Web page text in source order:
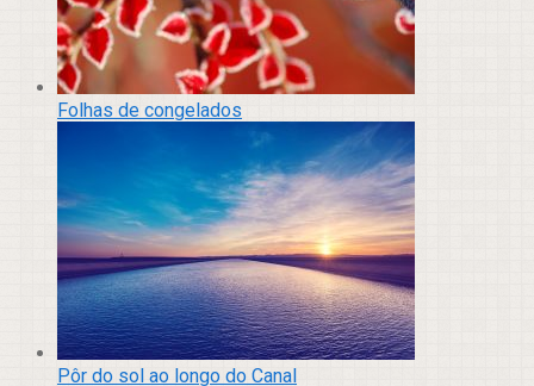
Folhas de congelados
Pôr do sol ao longo do Canal